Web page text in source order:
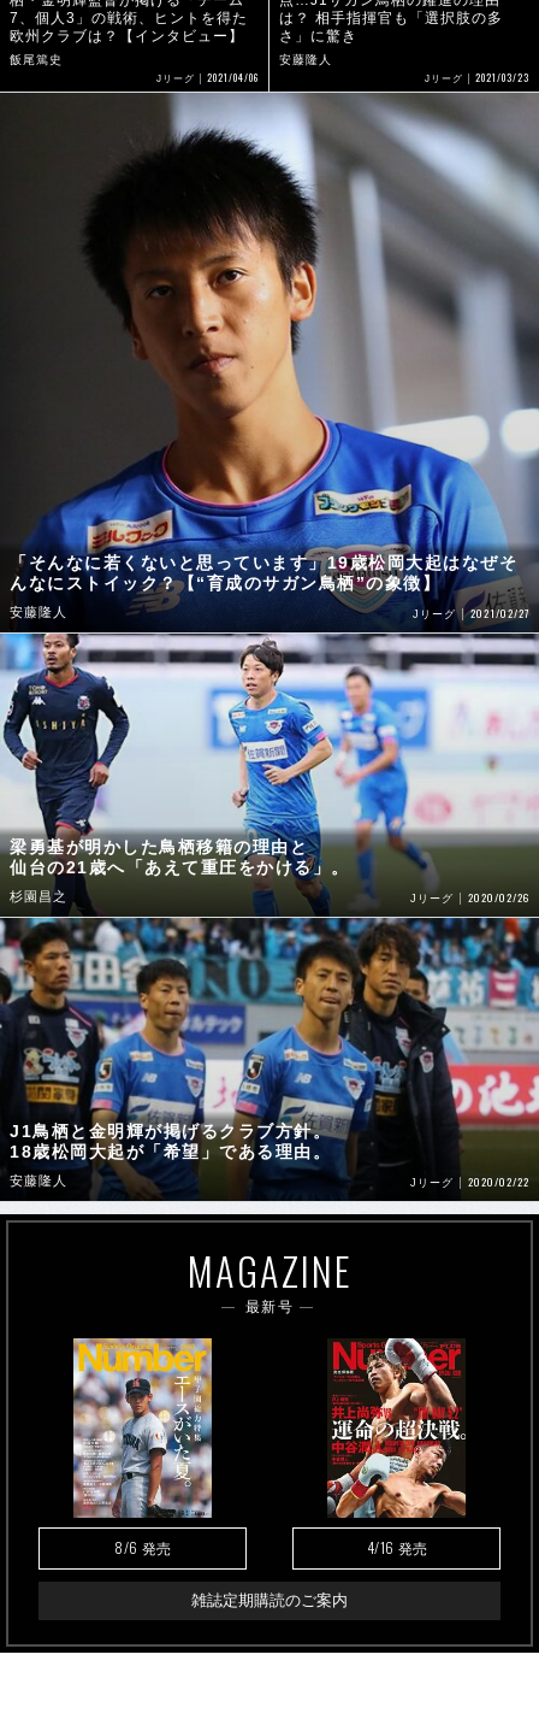
7、個人3」の戦術、ヒントを得た
欧州クラブは？【インタビュー】
飯尾篤史
Jリーグ 2021/04/06
は？ 相手指揮官も「選択肢の多
さ」に驚き
安藤隆人
Jリーグ 2021/03/23
「そんなに若くないと思っています」19歳松岡大起はなぜそ
んなにストイック？【“育成のサガン鳥栖”の象徴】
安藤隆人 Jリーグ 2021/02/27
梁勇基が明かした鳥栖移籍の理由と
仙台の21歳へ「あえて重圧をかける」。
杉園昌之 Jリーグ 2020/02/26
J1鳥栖と金明輝が掲げるクラブ方針。
18歳松岡大起が「希望」である理由。
安藤隆人 Jリーグ 2020/02/22
MAGAZINE
最新号
8/6 発売 4/16 発売
雑誌定期購読のご案内